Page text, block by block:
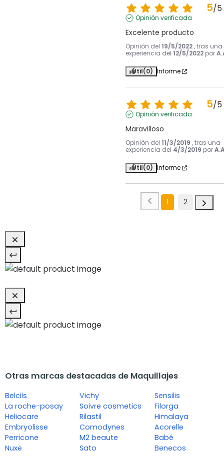
5/5
Opinión verificada
Excelente producto
Opinión del 19/5/2022 , tras una
experiencia del 12/5/2022 por
Útil(0) Informe
5/5
Opinión verificada
Maravilloso
Opinión del 11/3/2019 , tras una
experiencia del 4/3/2019 por
Útil(0) Informe
1 2
Otras marcas destacadas de Maquillajes
Belcils
La roche-posay
Heliocare
Embryolisse
Perricone
Nuxe
Vichy
Soivre cosmetics
Rilastil
Comodynes
M2 beaute
Sato
Sensilis
Filorga
Himalaya
Acorelle
Babé
Benecos